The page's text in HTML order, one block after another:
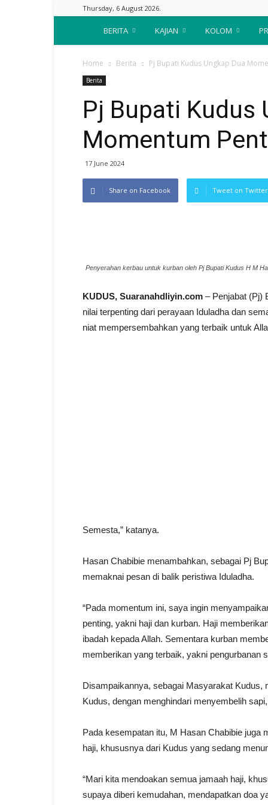
Thursday, 6 August 2026.
Suara
Nahdliyin
BERITA KAJIAN KOLOM
Home Berita Pj Bupati Kudus Ungkap Dua
Berita
Pj Bupati Kudus
Momentum
17 June 2024
Share on Facebook Tweet on Twitter
Penyerahan kerbau untuk kurban oleh Pj Bupati Kudus H M
KUDUS, Suaranahdliyin.com – Penjabat (Pj)
nilai terpenting dari perayaan Iduladha dan
niat mempersembahkan yang terbaik untuk
Semesta,” katanya.
Hasan Chabibie menambahkan, sebagai Pj
memaknai pesan di balik peristiwa Iduladha.
“Pada momentum ini, saya ingin
penting, yakni haji dan kurban. Haji
ibadah kepada Allah. Sementara kurban
memberikan yang terbaik, yakni pengurbanan
Disampaikannya, sebagai Masyarakat Kudus,
Kudus, dengan menghindari menyembelih
Pada kesempatan itu, M Hasan Chabibie juga
haji, khususnya dari Kudus yang sedang
“Mari kita mendoakan semua jamaah haji,
supaya diberi kemudahan, mendapatkan doa